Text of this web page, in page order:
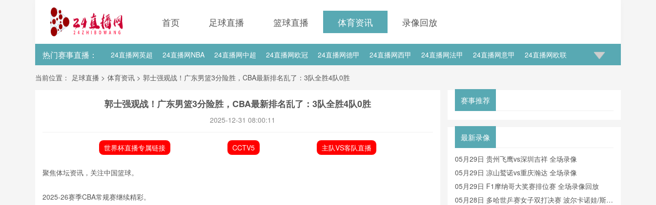
首页 足球直播 篮球直播 体育资讯 录像回放
热门赛事直播： 24直播网英超 24直播网NBA 24直播网中超 24直播网欧冠 24直播网德甲 24直播网西甲 24直播网法甲 24直播网意甲 24直播网欧联
24直播网亚洲杯 24直播网世亚预 24直播网中甲 24直播网日职联 24直播网韩K联
24直播网国足世预赛积分榜 24直播网国足世预赛赛程 24直播网国足世预赛
当前位置： 足球直播 > 体育资讯 > 郭士强观战！广东男篮3分险胜，CBA最新排名乱了：3队全胜4队0胜
郭士强观战！广东男篮3分险胜，CBA最新排名乱了：3队全胜4队0胜
2025-12-31 08:00:11
世界杯直播专属链接 CCTV5 主队VS客队直播
聚焦体坛资讯，关注中国篮球。
2025-26赛季CBA常规赛继续精彩。
赛事推荐
最新录像
05月29日 贵州飞鹰vs深圳吉祥 全场录像
05月29日 凉山鹫诺vs重庆瀚达 全场录像
05月29日 F1摩纳哥大奖赛排位赛 全场录像回放
05月28日 多哈世乒赛女子双打决赛 波尔卡诺娃/斯佐